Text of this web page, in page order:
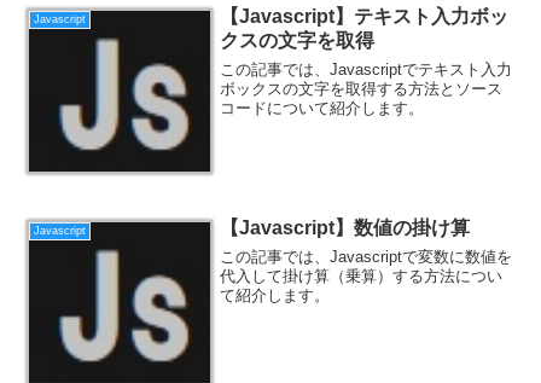
Javascript
【Javascript】テキスト入力ボッ
クスの文字を取得
この記事では、Javascriptでテキスト入力
ボックスの文字を取得する方法とソース
コードについて紹介します。
Javascript 【Javascript】数値の掛け算
この記事では、Javascriptで変数に数値を
代入して掛け算（乗算）する方法につい
て紹介します。